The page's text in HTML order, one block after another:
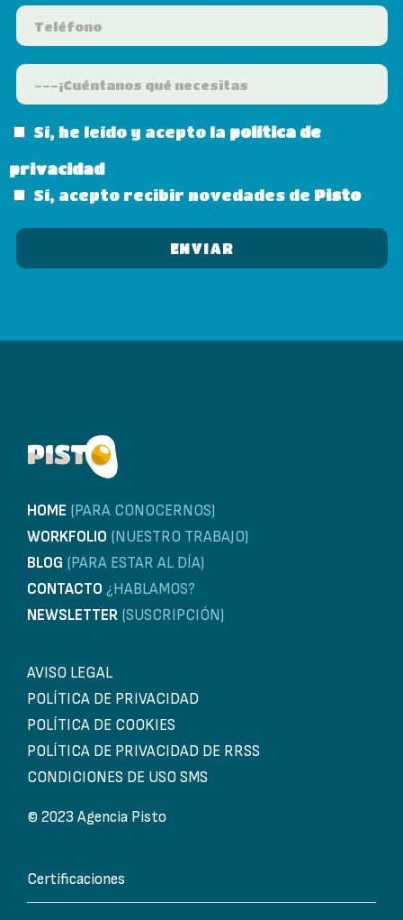
Sí, he leído y acepto la política de
privacidad
Sí, acepto recibir novedades de Pisto
HOME (PARA CONOCERNOS)
WORKFOLIO (NUESTRO TRABAJO)
BLOG (PARA ESTAR AL DÍA)
CONTACTO ¿HABLAMOS?
NEWSLETTER (SUSCRIPCIÓN)
AVISO LEGAL
POLÍTICA DE PRIVACIDAD
POLÍTICA DE COOKIES
POLÍTICA DE PRIVACIDAD DE RRSS
CONDICIONES DE USO SMS
© 2023 Agencia Pisto
Certificaciones